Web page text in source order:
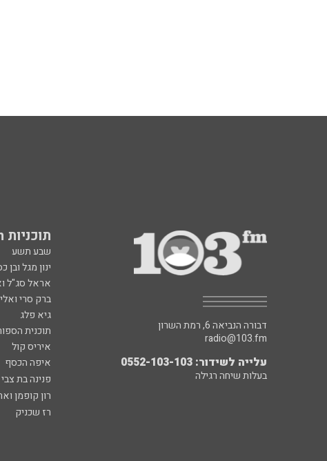
תוכניות 103fm
שבע תשע
ינון מגל ובן
אראל סג"ל
ברק סרי
גיא פלג
תוכנית
איריס קול
איפה הכסף
פנינה בת צבי
רון קופמן
רז שכניק
דבורה הנביאה 6, רמת השרון
radio@103.fm
עלייה לשידור: 0552-103-103
בעלות שיחה רגילה